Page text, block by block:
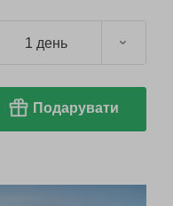
1 день
Подарувати